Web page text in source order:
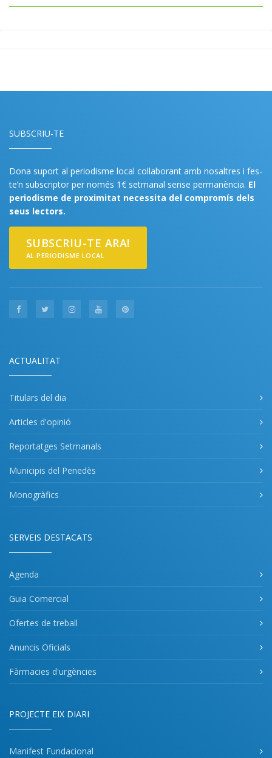
SUBSCRIU-TE
Dona suport al periodisme local col·laborant amb nosaltres i fes-
te’n subscriptor per només 1€ setmanal sense permanència. El
periodisme de proximitat necessita del compromís dels
seus lectors.
SUBSCRIU-TE ARA!
AL PERIODISME LOCAL
ACTUALITAT
Titulars del dia
Articles d'opinió
Reportatges Setmanals
Municipis del Penedès
Monogràfics
SERVEIS DESTACATS
Agenda
Guia Comercial
Ofertes de treball
Anuncis Oficials
Fàrmacies d'urgències
PROJECTE EIX DIARI
Manifest Fundacional